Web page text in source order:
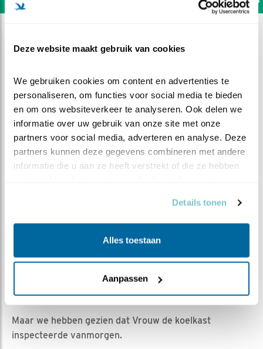
Deze website maakt gebruik van cookies
We gebruiken cookies om content en advertenties te
personaliseren, om functies voor social media te bieden
en om ons websiteverkeer te analyseren. Ook delen we
informatie over uw gebruik van onze site met onze
partners voor social media, adverteren en analyse. Deze
partners kunnen deze gegevens combineren met andere
informatie die u aan ze heeft verstrekt of die ze hebben
Details tonen
Alles toestaan
Aanpassen
Duif uit de koelkast
Romke Visser | Geplaatst op 20 april 2021, 16:25 |
Bewaar dit filmpje |
Zo dat was even heftig vanmorgen.
Maar we hebben gezien dat Vrouw de koelkast
inspecteerde vanmorgen.